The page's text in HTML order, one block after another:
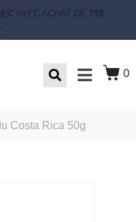
AVEC ACHAT DE 75$
0
Costa Rica 50g